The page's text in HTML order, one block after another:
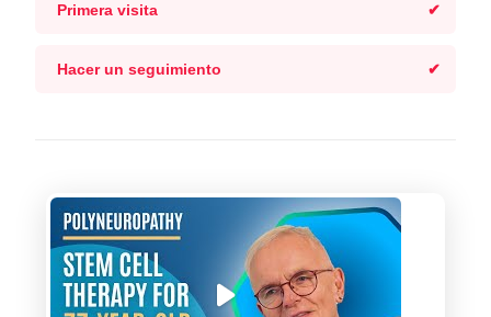
Primera visita
Hacer un seguimiento